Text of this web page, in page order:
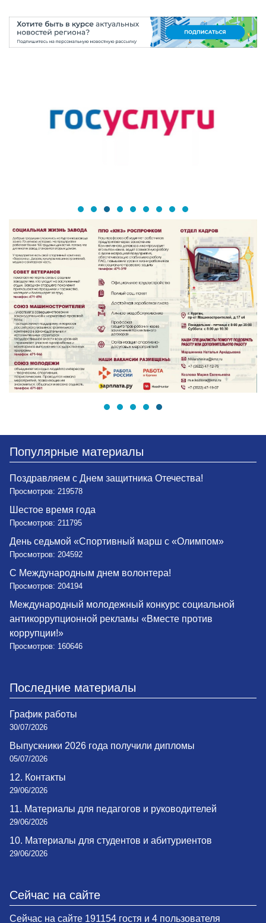
Популярные материалы
Поздравляем с Днем защитника Отечества!
Просмотров: 219578
Шестое время года
Просмотров: 211795
День седьмой «Спортивный марш с «Олимпом»
Просмотров: 204592
С Международным днем волонтера!
Просмотров: 204194
Международный молодежный конкурс социальной
антикоррупционной рекламы «Вместе против
коррупции!»
Просмотров: 160646
Последние материалы
График работы
30/07/2026
Выпускники 2026 года получили дипломы
05/07/2026
12. Контакты
29/06/2026
11. Материалы для педагогов и руководителей
29/06/2026
10. Материалы для студентов и абитуриентов
29/06/2026
Сейчас на сайте
Сейчас на сайте 191154 гостя и 4 пользователя